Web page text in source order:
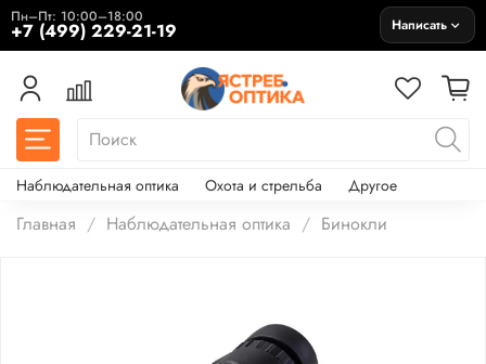
Пн–Пт: 10:00–18:00
+7 (499) 229-21-19 Написать
Наблюдательная оптика Охота и стрельба Другое
Главная Наблюдательная оптика Бинокли